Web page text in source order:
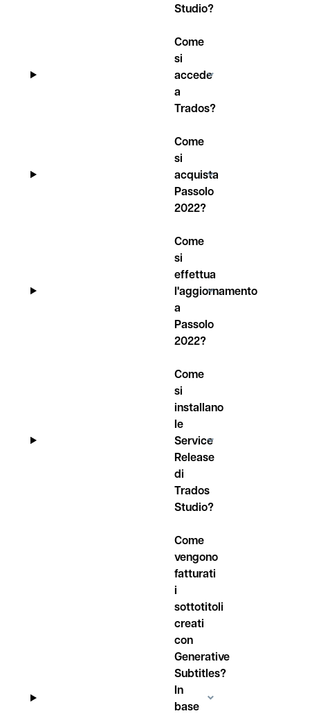
Studio?
Come
si
accede
a
Trados?
Come
si
acquista
Passolo
2022?
Come
si
effettua
l'aggiornamento
a
Passolo
2022?
Come
si
installano
le
Service
Release
di
Trados
Studio?
Come
vengono
fatturati
i
sottotitoli
creati
con
Generative
Subtitles?
In
base